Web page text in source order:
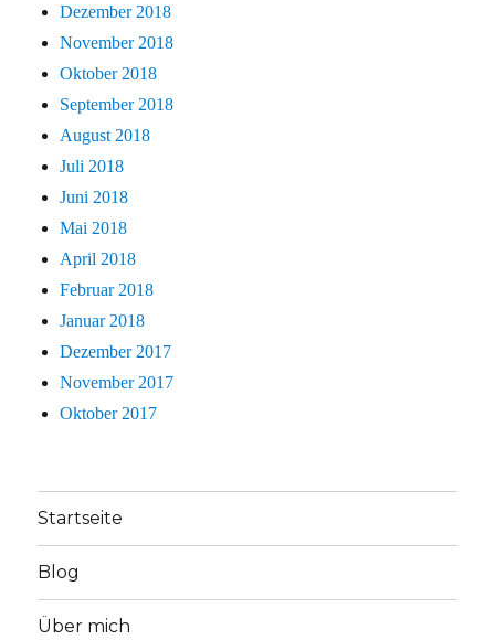
Dezember 2018
November 2018
Oktober 2018
September 2018
August 2018
Juli 2018
Juni 2018
Mai 2018
April 2018
Februar 2018
Januar 2018
Dezember 2017
November 2017
Oktober 2017
Startseite
Blog
Über mich